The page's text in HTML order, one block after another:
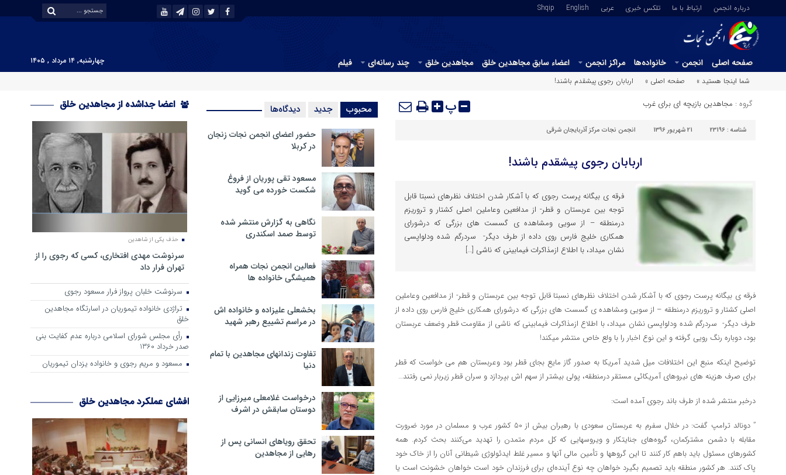
درباره انجمن ارتباط با ما تلکس خبری عربي English
Shqip
صفحه اصلی انجمن خانواده‌ها مراکز انجمن اعضاء سابق مجاهدین خلق مجاهدین خلق چند رسانه‌ای فیلم
چهارشنبه, ۱۴ مرداد , ۱۴۰۵
شما اینجا هستید »
صفحه اصلی » اربابان رجوی پیشقدم باشند!
گروه : مجاهدین بازیچه ای برای غرب پ
شناسه : 23196 21 شهریور 1396 انجمن نجات مرکز آذربایجان شرقی
اربابان رجوی پیشقدم باشند!
فرقه ی بیگانه پرست رجوی که با آشکار شدن اختلاف نظرهای نسبتا قابل
توجه بین عربستان و قطر- از مدافعین وعاملین اصلی کشتار و تروریزم
درمنطقه – از سویی ومشاهده ی گسست های بزرگی که درشورای
همکاری خلیج فارس روی داده از طرف دیگر- سردرگم شده ودلواپسی
نشان میداد، با اطلاع ازمذاکرات فیمابینی که ناشی […]
فرقه ی بیگانه پرست رجوی که با آشکار شدن اختلاف نظرهای نسبتا قابل توجه بین عربستان و قطر- از مدافعین وعاملین
اصلی کشتار و تروریزم درمنطقه – از سویی ومشاهده ی گسست های بزرگی که درشورای همکاری خلیج فارس روی داده از
طرف دیگر- سردرگم شده ودلواپسی نشان میداد، با اطلاع ازمذاکرات فیمابینی که ناشی از مقاومت قطر وضعف عربستان
بود، دوباره رنگ رویی گرفته و این نوع اخبار را با ولع خاص منتشر میکند!
توضیح اینکه منبع این اختلافات میل شدید آمریکا به صدور گاز مایع بجای قطر بود وعربستان هم می خواست که قطر
برای صرف هزینه های نیروهای آمریکائی مستقر درمنطقه، پولی بیشتر از سهم اش بپردازد و سران قطر زیربار نمی رفتند…
درخبر منتشر شده از طرف باند رجوی آمده است:
” دونالد ترامپ گفت:‌ در خلال سفرم به عربستان سعودی با رهبران بیش از 50 کشور عرب و مسلمان در مورد ضرورت
مقابله با دشمن مشترکمان، گروه‌های جنایتکار و ویروسهایی که کل مردم متمدن را تهدید می‌کنند بحث کردم. همه
کشورهای مسئول باید باهم کار کنند تا این گروهها و تأمین مالی آنها و مسیر غلط ایدئولوژی شیطانی آنان را از خاک خود
پاک کنند. هر کشور منطقه باید تصمیم بگیرد خواهان چه نوع آینده‌ای برای فرزندان خود است خواهان خشونت است یا
محبوب جدید دیدگاه‌ها
حضور اعضای انجمن نجات زنجان
در کربلا
مسعود تقی پوریان از فروغ
شکست خورده می گوید
نگاهی به گزارش منتشر شده
توسط صمد اسکندری
فعالین انجمن نجات همراه
همیشگی خانواده ها
بخشعلی علیزاده و خانواده اش
در مراسم تشییع رهبر شهید
تفاوت زندانهای مجاهدین با تمام
دنیا
درخواست غلامعلی میرزایی از
دوستان سابقش در اشرف
تحقق رویاهای انسانی پس از
رهایی از مجاهدین
اعضا جداشده از مجاهدین خلق
حذف یکی از شاهدین
سرنوشت مهدی افتخاری، کسی که رجوی را از
تهران فرار داد
سرنوشت خلبان پرواز فرار مسعود رجوی
تراژدی خانواده تیموریان در اسارتگاه مجاهدین
خلق
رأی مجلس شورای اسلامی درباره عدم كفایت بنی
صدر خرداد 1360
مسعود و مریم رجوی و خانواده یزدان تیموریان
افشای عملکرد مجاهدین خلق